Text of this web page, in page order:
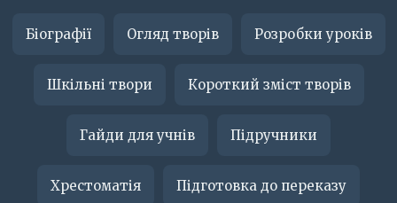
Біографії Огляд творів Розробки уроків
Шкільні твори Короткий зміст творів
Гайди для учнів Підручники
Хрестоматія Підготовка до переказу